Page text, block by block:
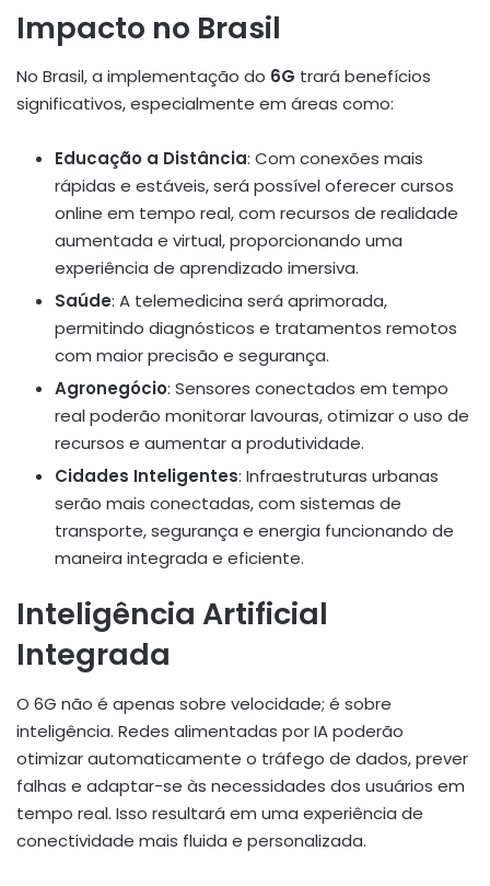
Impacto no Brasil
No Brasil, a implementação do 6G trará benefícios
significativos, especialmente em áreas como:
Educação a Distância: Com conexões mais
rápidas e estáveis, será possível oferecer cursos
online em tempo real, com recursos de realidade
aumentada e virtual, proporcionando uma
experiência de aprendizado imersiva.
Saúde: A telemedicina será aprimorada,
permitindo diagnósticos e tratamentos remotos
com maior precisão e segurança.
Agronegócio: Sensores conectados em tempo
real poderão monitorar lavouras, otimizar o uso de
recursos e aumentar a produtividade.
Cidades Inteligentes: Infraestruturas urbanas
serão mais conectadas, com sistemas de
transporte, segurança e energia funcionando de
maneira integrada e eficiente.
Inteligência Artificial
Integrada
O 6G não é apenas sobre velocidade; é sobre
inteligência. Redes alimentadas por IA poderão
otimizar automaticamente o tráfego de dados, prever
falhas e adaptar-se às necessidades dos usuários em
tempo real. Isso resultará em uma experiência de
conectividade mais fluida e personalizada.